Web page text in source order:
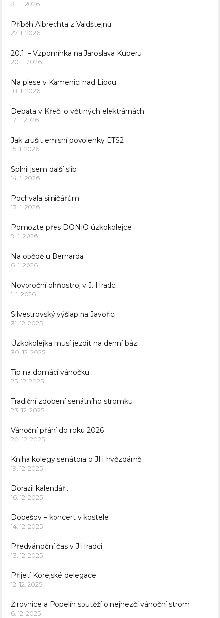
31. 1. 2026
Příběh Albrechta z Valdštejnu
27. 1. 2026
20.1. – Vzpomínka na Jaroslava Kuberu
20. 1. 2026
Na plese v Kamenici nad Lipou
18. 1. 2026
Debata v Křeči o větrných elektrárnách
17. 1. 2026
Jak zrušit emisní povolenky ETS2
15. 1. 2026
Splnil jsem další slib
14. 1. 2026
Pochvala silničářům
13. 1. 2026
Pomozte přes DONIO úzkokolejce
9. 1. 2026
Na obědě u Bernarda
6. 1. 2026
Novoroční ohňostroj v J. Hradci
1. 1. 2026
Silvestrovský výšlap na Javořici
31. 12. 2025
Úzkokolejka musí jezdit na denní bázi
30. 12. 2025
Tip na domácí vánočku
25. 12. 2025
Tradiční zdobení senátního stromku
23. 12. 2025
Vánoční přání do roku 2026
20. 12. 2025
Kniha kolegy senátora o JH hvězdárně
19. 12. 2025
Dorazil kalendář…
16. 12. 2025
Dobešov – koncert v kostele
14. 12. 2025
Předvánoční čas v J.Hradci
13. 12. 2025
Přijetí Korejské delegace
12. 12. 2025
Žirovnice a Popelín soutěží o nejhezčí vánoční strom
6. 12. 2025